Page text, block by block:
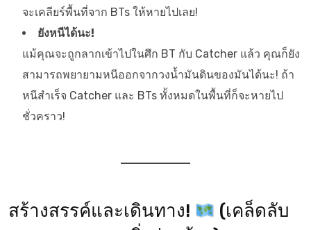
จะเคลียร์พื้นที่จาก BTs ให้หายไปเลย!
ยังหนีได้นะ!
แม้คุณจะถูกลากเข้าไปในศึก BT กับ Catcher แล้ว คุณก็ยัง
สามารถพยายามหนีออกจากวงน้ำมันดินของมันได้นะ! ถ้า
หนีสำเร็จ Catcher และ BTs ทั้งหมดในพื้นที่ก็จะหายไป
ชั่วคราว!
สร้างสรรค์และเดินทาง!
(เคล็ดลับ